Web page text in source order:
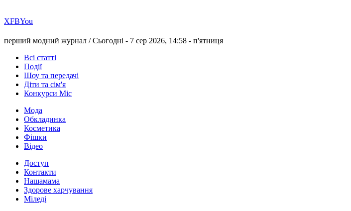
ХFBYou
перший модний журнал /Сьогодні - 7 сер 2026, 14:58 - п'ятниця
Всі статті
Події
Шоу та передачі
Діти та сім'я
Конкурси Міс
Мода
Обкладинка
Косметика
Фішки
Відео
Доступ
Контакти
Нашамама
Здорове харчування
Міледі